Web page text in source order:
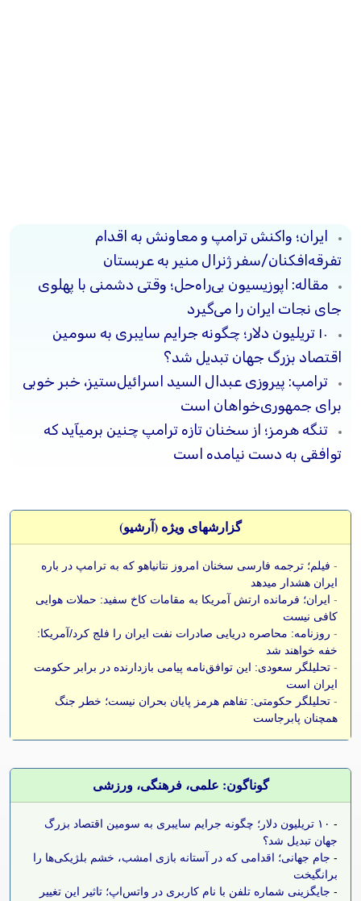
ایران؛ واکنش ترامپ و معاونش به اقدام
تفرقه‌افکنان/سفر ژنرال منیر به عربستان
مقاله: اپوزیسیون بی‌راه‌حل؛ وقتی دشمنی با پهلوی
جای نجات ایران را می‌گیرد
۱۰ تریلیون دلار؛ چگونه جرایم سایبری به سومین
اقتصاد بزرگ جهان تبدیل شد؟
ترامپ: پیروزی عبدال السید اسرائیل‌ستیز، خبر خوبی
برای جمهوری‌خواهان است
تنگه هرمز؛ از سخنان تازه ترامپ چنین برمیآید که
توافقی به دست نیامده است
گزارشهای ویژه (آرشيو)
- فیلم؛ ترجمه فارسی سخنان امروز نتانیاهو که به ترامپ در باره
ایران هشدار میدهد
- ایران؛ فرمانده ارتش آمریکا به مقامات کاخ سفید: حملات هوایی
کافی نیست
- روزنامه: محاصره دریایی صادرات نفت ایران را فلج کرد/آمریکا:
خفه خواهند شد
- تحلیلگر سعودی: این توافق‌نامه پیامی بازدارنده در برابر حکومت
ایران است
- تحلیلگر حکومتی: تفاهم هرمز پایان بحران نیست؛ خطر جنگ
همچنان پابرجاست
گوناگون: علمی، فرهنگی، ورزشی
-
۱۰ تریلیون دلار؛ چگونه جرایم سایبری به سومین اقتصاد بزرگ
جهان تبدیل شد؟
- جام جهانی؛ اقدامی که در آستانه بازی امشب، خشم بلژیکی‌ها را
برانگیخت
- جایگزینی شماره تلفن با نام کاربری در واتس‌اپ؛ تاثیر این تغییر